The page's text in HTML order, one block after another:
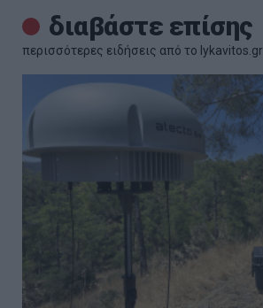
διαβάστε επίσης
περισσότερες ειδήσεις από το lykavitos.gr